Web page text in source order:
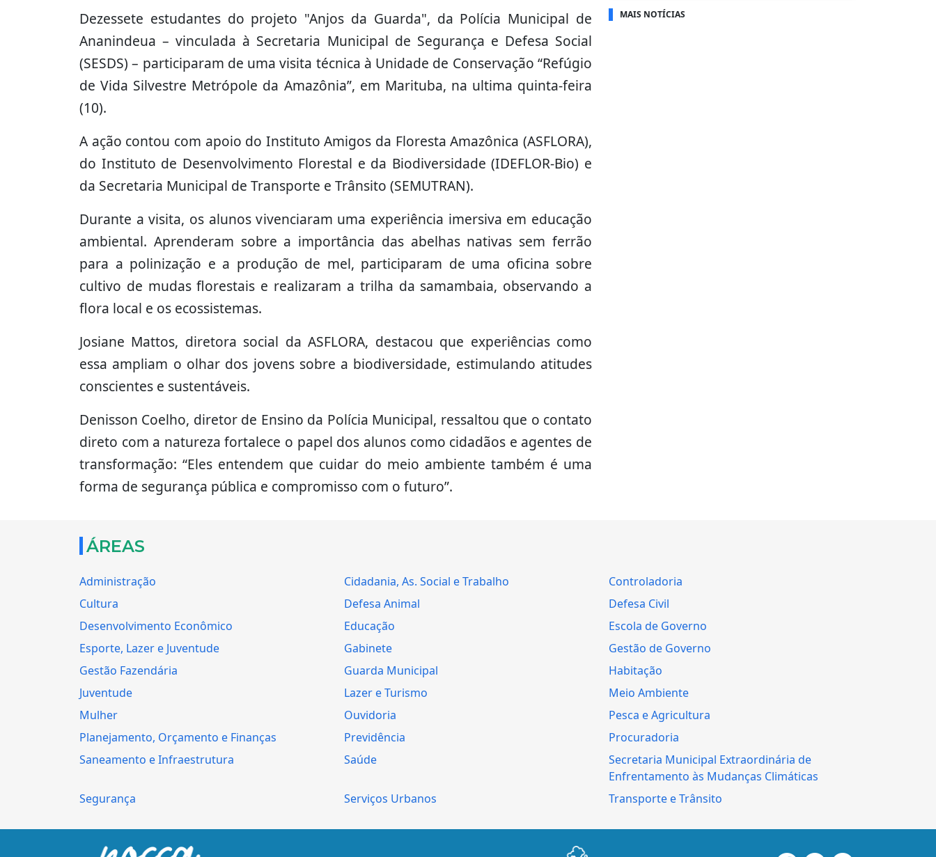
Dezessete estudantes do projeto "Anjos da Guarda", da Polícia Municipal de
Ananindeua – vinculada à Secretaria Municipal de Segurança e Defesa Social
(SESDS) – participaram de uma visita técnica à Unidade de Conservação “Refúgio
de Vida Silvestre Metrópole da Amazônia”, em Marituba, na ultima quinta-feira
(10).
A ação contou com apoio do Instituto Amigos da Floresta Amazônica (ASFLORA),
do Instituto de Desenvolvimento Florestal e da Biodiversidade (IDEFLOR-Bio) e
da Secretaria Municipal de Transporte e Trânsito (SEMUTRAN).
Durante a visita, os alunos vivenciaram uma experiência imersiva em educação
ambiental. Aprenderam sobre a importância das abelhas nativas sem ferrão
para a polinização e a produção de mel, participaram de uma oficina sobre
cultivo de mudas florestais e realizaram a trilha da samambaia, observando a
flora local e os ecossistemas.
Josiane Mattos, diretora social da ASFLORA, destacou que experiências como
essa ampliam o olhar dos jovens sobre a biodiversidade, estimulando atitudes
conscientes e sustentáveis.
Denisson Coelho, diretor de Ensino da Polícia Municipal, ressaltou que o contato
direto com a natureza fortalece o papel dos alunos como cidadãos e agentes de
transformação: “Eles entendem que cuidar do meio ambiente também é uma
forma de segurança pública e compromisso com o futuro”.
MAIS NOTÍCIAS
ÁREAS
Administração Cidadania, As. Social e Trabalho
Controladoria
Cultura
Defesa Animal
Defesa Civil
Desenvolvimento Econômico
Educação
Escola de Governo
Esporte, Lazer e Juventude
Gabinete
Gestão de Governo
Gestão Fazendária
Guarda Municipal
Habitação
Juventude
Lazer e Turismo
Meio Ambiente
Mulher
Ouvidoria
Pesca e Agricultura
Planejamento, Orçamento e Finanças
Previdência
Procuradoria
Saneamento e Infraestrutura
Saúde
Secretaria Municipal Extraordinária de
Enfrentamento às Mudanças Climáticas
Segurança
Serviços Urbanos Transporte e Trânsito